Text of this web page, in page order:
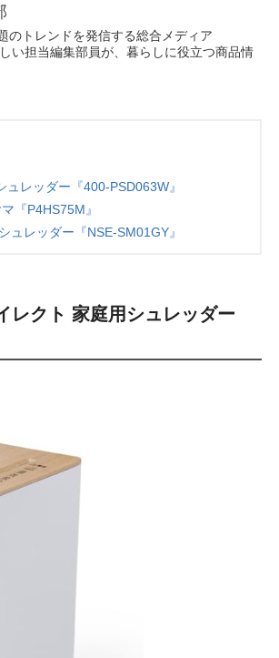
のトレンドを発信する総合メディア
い担当編集部員が、暮らしに役立つ商品情
レッダー『400-PSD063W』
『P4HS75M』
レッダー『NSE-SM01GY』
クト 家庭用シュレッダー